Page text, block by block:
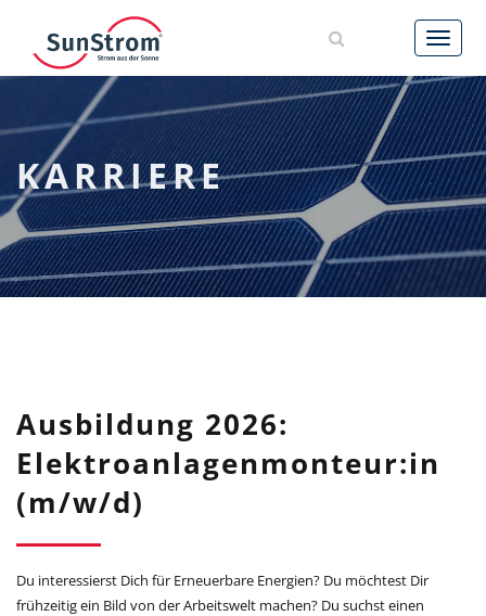
AKTUELLES
LEISTUNGEN
REFERENZEN
UNTERNEHMEN
KARRIERE
KARRIERE
Ausbildung 2026:
Elektroanlagenmonteur:in
(m/w/d)
Du interessierst Dich für Erneuerbare Energien? Du möchtest Dir
frühzeitig ein Bild von der Arbeitswelt machen? Du suchst einen